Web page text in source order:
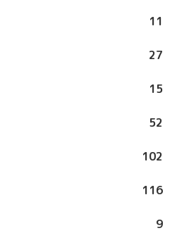
11
27
15
52
102
116
9